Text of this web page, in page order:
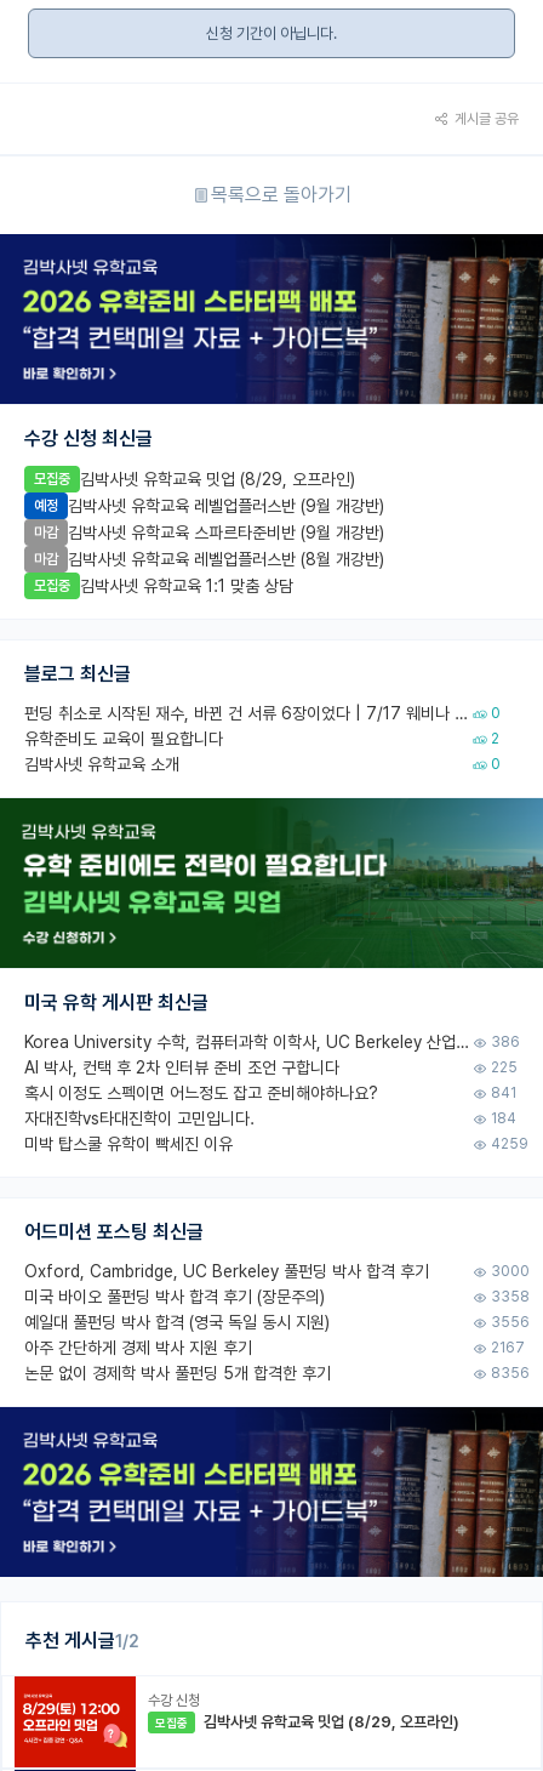
추천 게시글1/2
수강 신청
모집중 김박사넷 유학교육 밋업 (8/29, 오프라인)
신청 기간이 아닙니다.
게시글 공유
목록으로 돌아가기
수강 신청 최신글
모집중 김박사넷 유학교육 밋업 (8/29, 오프라인)
예정 김박사넷 유학교육 레벨업플러스반 (9월 개강반)
마감 김박사넷 유학교육 스파르타준비반 (9월 개강반)
마감 김박사넷 유학교육 레벨업플러스반 (8월 개강반)
모집중 김박사넷 유학교육 1:1 맞춤 상담
블로그 최신글
펀딩 취소로 시작된 재수, 바뀐 건 서류 6장이었다 | 7/17 웨비나 회고 0
유학준비도 교육이 필요합니다 2
김박사넷 유학교육 소개 0
미국 유학 게시판 최신글
Korea University 수학, 컴퓨터과학 이학사, UC Berkeley 산업공학 대학원 공학박사가 되는 것은 쉽지 않겠죠? 386
AI 박사, 컨택 후 2차 인터뷰 준비 조언 구합니다 225
혹시 이정도 스펙이면 어느정도 잡고 준비해야하나요? 841
자대진학vs타대진학이 고민입니다. 184
미박 탑스쿨 유학이 빡세진 이유 4259
어드미션 포스팅 최신글
Oxford, Cambridge, UC Berkeley 풀펀딩 박사 합격 후기 3000
미국 바이오 풀펀딩 박사 합격 후기 (장문주의) 3358
예일대 풀펀딩 박사 합격 (영국 독일 동시 지원) 3556
아주 간단하게 경제 박사 지원 후기 2167
논문 없이 경제학 박사 풀펀딩 5개 합격한 후기 8356